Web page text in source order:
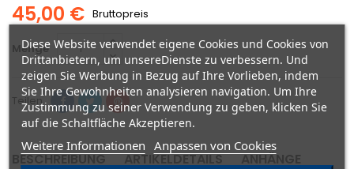
45,00 € Bruttopreis
Menge
Teilen
BESCHREIBUNG ARTIKELDETAILS
ANHÄNGE
Diese Website verwendet eigene Cookies und Cookies von
Drittanbietern, um unsereDienste zu verbessern. Und
zeigen Sie Werbung in Bezug auf Ihre Vorlieben, indem
Sie Ihre Gewohnheiten analysieren navigation. Um Ihre
Zustimmung zu seiner Verwendung zu geben, klicken Sie
auf die Schaltfläche Akzeptieren.
Weitere Informationen Anpassen von Cookies